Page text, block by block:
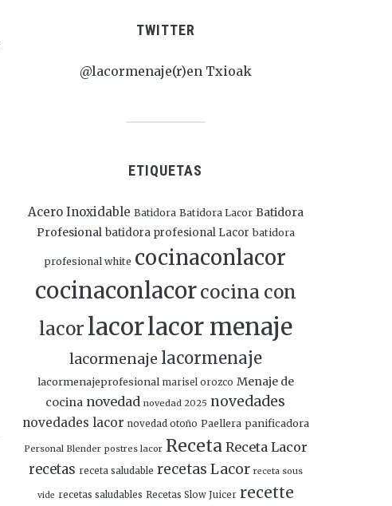
TWITTER
@lacormenaje(r)en Txioak
ETIQUETAS
Acero Inoxidable Batidora Batidora Lacor Batidora
Profesional batidora profesional Lacor batidora
profesional white cocinaconlacor
cocinaconlacorcocina con
lacor lacorlacor menaje
lacormenaje lacormenaje
lacormenajeprofesional marisel orozco Menaje de
cocina novedad novedad 2025 novedades
novedades lacor novedad otoño Paellera panificadora
Personal Blender postres lacor Receta Receta Lacor
recetas receta saludable recetas Lacor receta sous
vide recetas saludables Recetas Slow Juicer recette